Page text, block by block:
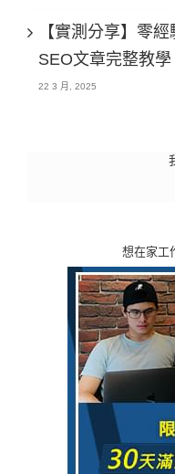
【實測分享】零
SEO文章完整教學
22 3 月, 2025
想在家工